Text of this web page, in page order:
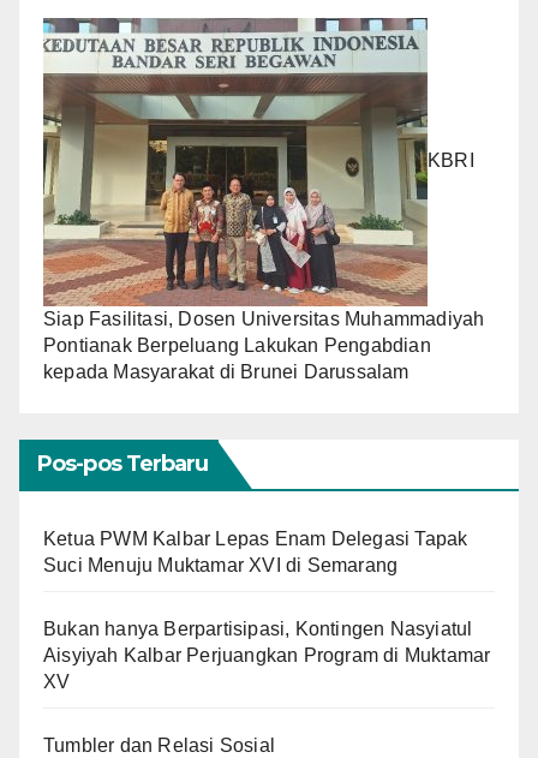
KBRI
Siap Fasilitasi, Dosen Universitas Muhammadiyah
Pontianak Berpeluang Lakukan Pengabdian
kepada Masyarakat di Brunei Darussalam
Pos-pos Terbaru
Ketua PWM Kalbar Lepas Enam Delegasi Tapak
Suci Menuju Muktamar XVI di Semarang
Bukan hanya Berpartisipasi, Kontingen Nasyiatul
Aisyiyah Kalbar Perjuangkan Program di Muktamar
XV
Tumbler dan Relasi Sosial